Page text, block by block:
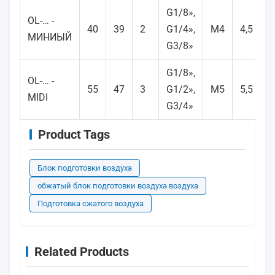
OL-… -
МИНИЫЙ
40 39 2
G1/8»,
G1/4»,
G3/8»
M4 4,5
OL-… -
MIDI
55 47 3
G1/8»,
G1/2»,
G3/4»
M5 5,5
Product Tags
Блок подготовки воздуха
обжатый блок подготовки воздуха воздуха
Подготовка сжатого воздуха
Related Products